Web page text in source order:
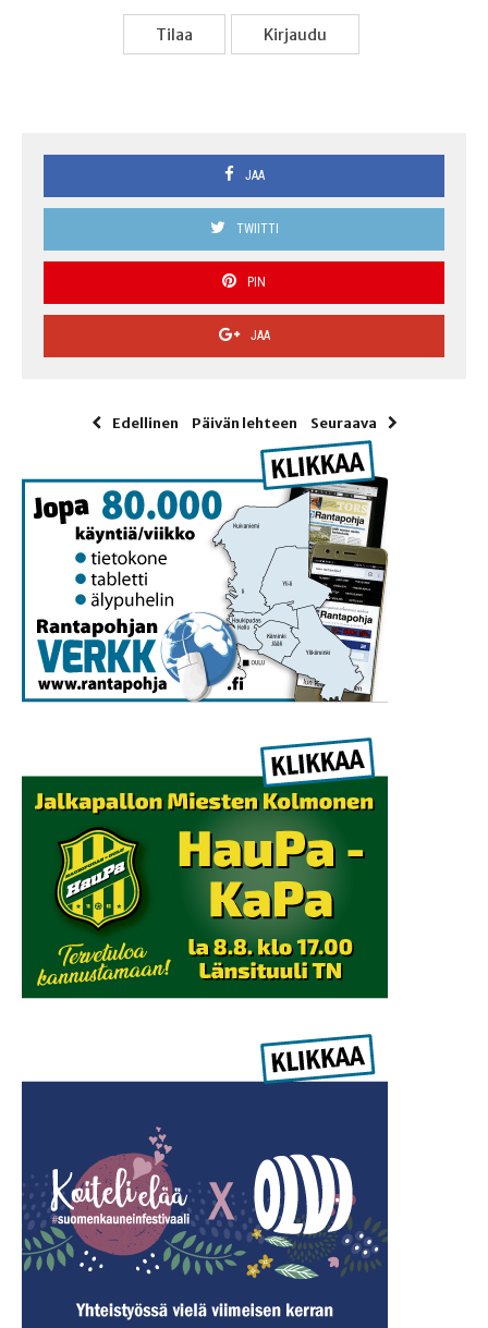
Tilaa Kir­jau­du
JAA
TWIITTI
PIN
JAA
Edellinen Päivän lehteen Seuraava